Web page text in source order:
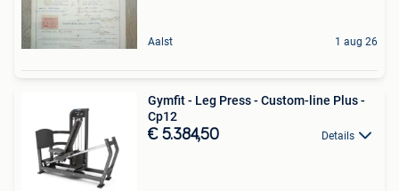
Aalst 1 aug 26
Gymfit - Leg Press - Custom-line Plus -
Cp12
€ 5.384,50 Details